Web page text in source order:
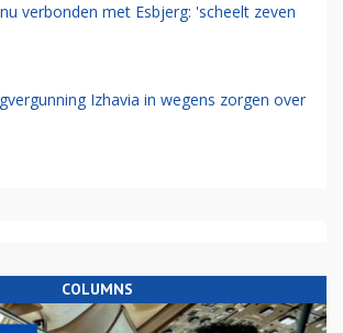
verbonden met Esbjerg: 'scheelt zeven
Izhavia in wegens zorgen over
COLUMNS